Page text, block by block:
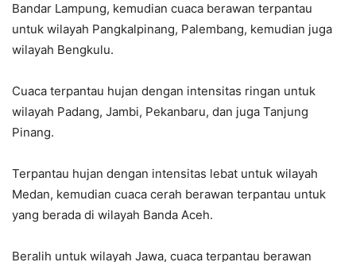
Bandar Lampung, kemudian cuaca berawan terpantau
untuk wilayah Pangkalpinang, Palembang, kemudian juga
wilayah Bengkulu.
Cuaca terpantau hujan dengan intensitas ringan untuk
wilayah Padang, Jambi, Pekanbaru, dan juga Tanjung
Pinang.
Terpantau hujan dengan intensitas lebat untuk wilayah
Medan, kemudian cuaca cerah berawan terpantau untuk
yang berada di wilayah Banda Aceh.
Beralih untuk wilayah Jawa, cuaca terpantau berawan